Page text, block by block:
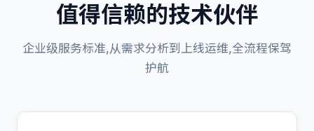
值得信赖的技术伙伴
企业级服务标准,从需求分析到上线运维,全流程保驾
护航